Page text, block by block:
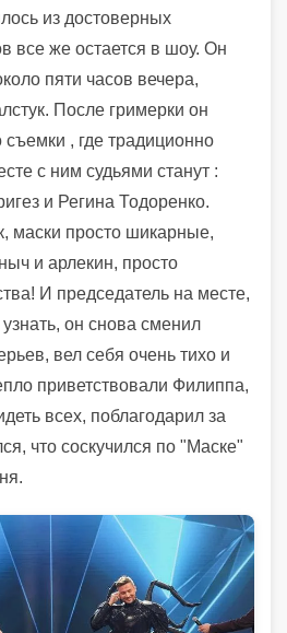
из достоверных
все же остается в шоу. Он
пяти часов вечера,
После гримерки он
, где традиционно
с ним судьями станут :
и Регина Тодоренко.
маски просто шикарные,
и арлекин, просто
И председатель на месте,
он снова сменил
вел себя очень тихо и
приветствовали Филиппа,
всех, поблагодарил за
что соскучился по "Маске"